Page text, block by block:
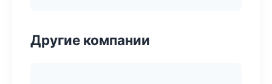
Другие компании